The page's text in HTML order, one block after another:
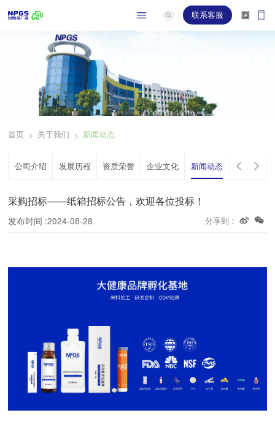
联系客服
首页 > 关于我们 > 新闻动态
公司介绍 发展历程 资质荣誉 企业文化 新闻动态
采购招标——纸箱招标公告，欢迎各位投标！
发布时间 :2024-08-28 分享到：